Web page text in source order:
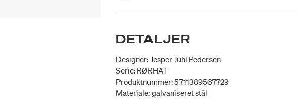
DETALJER
Designer: Jesper Juhl Pedersen
Serie: RØRHAT
Produktnummer: 5711389567729
Materiale: galvaniseret stål